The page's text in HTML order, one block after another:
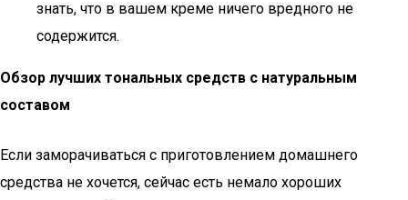
знать, что в вашем креме ничего вредного не
содержится.
Обзор лучших тональных средств с натуральным
составом
Если заморачиваться с приготовлением домашнего
средства не хочется, сейчас есть немало хороших